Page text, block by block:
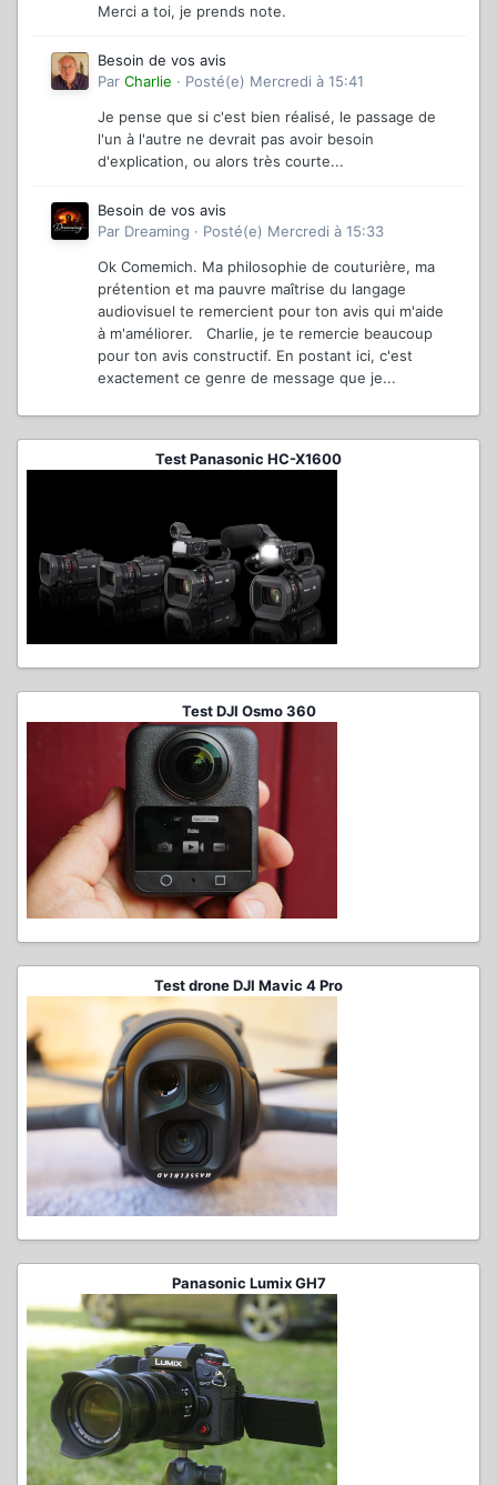
Merci a toi, je prends note.
Besoin de vos avis
Par Charlie · Posté(e) Mercredi à 15:41
Je pense que si c'est bien réalisé, le passage de
l'un à l'autre ne devrait pas avoir besoin
d'explication, ou alors très courte...
Besoin de vos avis
Par Dreaming · Posté(e) Mercredi à 15:33
Ok Comemich. Ma philosophie de couturière, ma
prétention et ma pauvre maîtrise du langage
audiovisuel te remercient pour ton avis qui m'aide
à m'améliorer. Charlie, je te remercie beaucoup
pour ton avis constructif. En postant ici, c'est
exactement ce genre de message que je...
Test Panasonic HC-X1600
Test DJI Osmo 360
Test drone DJI Mavic 4 Pro
Panasonic Lumix GH7